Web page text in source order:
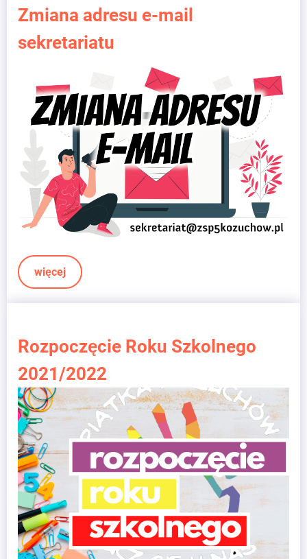
Zmiana adresu e-mail
sekretariatu
więcej
Rozpoczęcie Roku Szkolnego
2021/2022